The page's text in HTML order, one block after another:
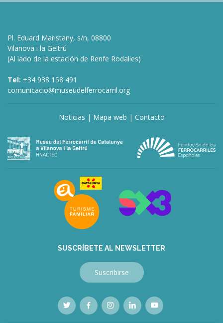
Pl. Eduard Maristany, s/n, 08800
Vilanova i la Geltrú
(Al lado de la estación de Renfe Rodalies)
Tel: +34 938 158 491
comunicacio@museudelferrocarril.org
Noticias | Mapa web | Contacto
SUSCRÍBETE AL NEWSLETTER
Suscribirse